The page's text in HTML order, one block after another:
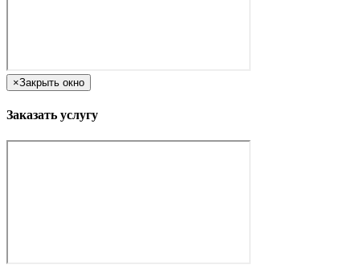
×Закрыть окно
Заказать услугу